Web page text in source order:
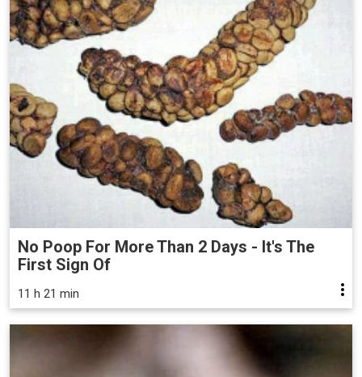
No Poop For More Than 2 Days - It's The
First Sign Of
11 h 21 min